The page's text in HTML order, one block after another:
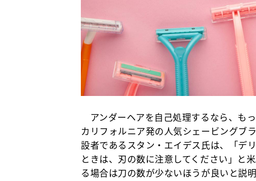
アンダーヘアを自己処理するなら、も
カリフォルニア発の人気シェービングブ
設者であるスタン・エイデス氏は、「デ
ときは、刃の数に注意してください」と
る場合は刀の数が少ないほうが良いと説明